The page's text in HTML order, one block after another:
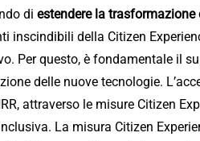
di estendere la
inscindibili della Citizen
Per questo, è fondamentale il
delle nuove tecnologie.
attraverso le misure Citizen
La misura Citizen